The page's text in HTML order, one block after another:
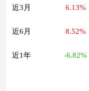
近3月 6.13%
近6月 8.52%
近1年 -6.82%